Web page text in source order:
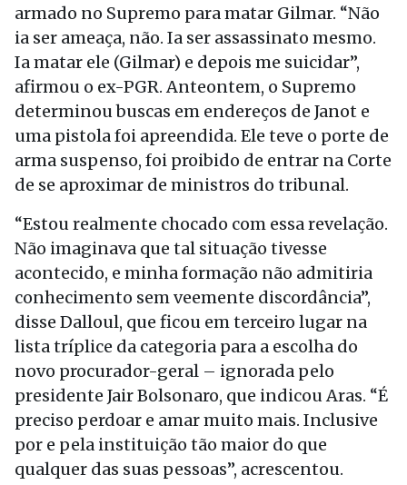
armado no Supremo para matar Gilmar. “Não
ia ser ameaça, não. Ia ser assassinato mesmo.
Ia matar ele (Gilmar) e depois me suicidar”,
afirmou o ex-PGR. Anteontem, o Supremo
determinou buscas em endereços de Janot e
uma pistola foi apreendida. Ele teve o porte de
arma suspenso, foi proibido de entrar na Corte
de se aproximar de ministros do tribunal.
“Estou realmente chocado com essa revelação.
Não imaginava que tal situação tivesse
acontecido, e minha formação não admitiria
conhecimento sem veemente discordância”,
disse Dalloul, que ficou em terceiro lugar na
lista tríplice da categoria para a escolha do
novo procurador-geral – ignorada pelo
presidente Jair Bolsonaro, que indicou Aras. “É
preciso perdoar e amar muito mais. Inclusive
por e pela instituição tão maior do que
qualquer das suas pessoas”, acrescentou.